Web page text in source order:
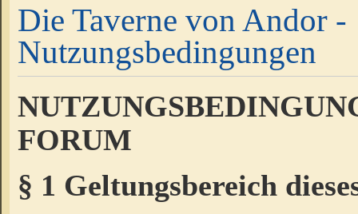
Die Taverne von Andor -
Nutzungsbedingungen
FORUM
§ 1 Geltungsbereich